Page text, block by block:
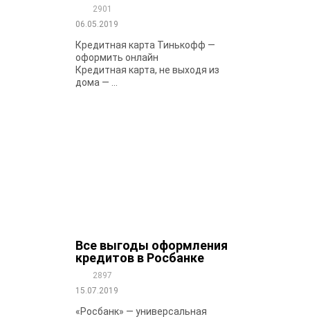
2901
06.05.2019
Кредитная карта Тинькофф —
оформить онлайн
Кредитная карта, не выходя из
дома — ...
Все выгоды оформления
кредитов в Росбанке
2897
15.07.2019
«Росбанк» — универсальная